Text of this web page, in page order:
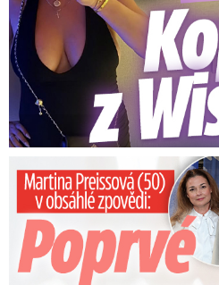
Preissová (50) v obsáhlé zpovědi: